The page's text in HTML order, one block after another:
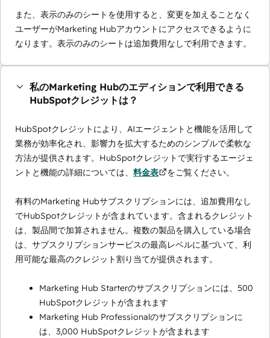
また、表示のみのシートを使用すると、変更を加えることなく
ユーザーがMarketing Hubアカウントにアクセスできるように
なります。表示のみのシートは追加費用なしで利用できます。
私のMarketing Hubのエディションで利用できる
HubSpotクレジットは？
HubSpotクレジットにより、AIエージェントと機能を活用して
業務が効率化され、影響力を拡大するためのシンプルで柔軟な
方法が提供されます。HubSpotクレジットで実行するエージェ
ントと機能の詳細については、 料金表 をご覧ください。
有料のMarketing Hubサブスクリプションには、追加費用なし
でHubSpotクレジットが含まれています。含まれるクレジット
は、製品間で加算されません。複数の製品を購入している場合
は、サブスクリプションサービスの最高レベルに基づいて、利
用可能な最高のクレジット割り当てが提供されます。
Marketing Hub Starterのサブスクリプションには、500
HubSpotクレジットが含まれます
Marketing Hub Professionalのサブスクリプションに
は、3,000 HubSpotクレジットが含まれます